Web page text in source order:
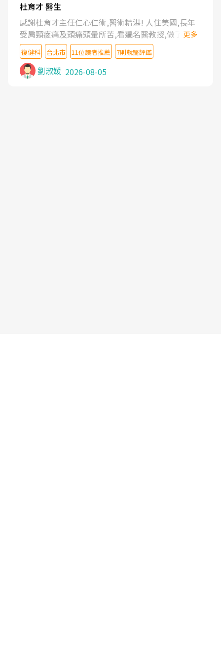
杜育才 醫生
感謝杜育才主任仁心仁術,醫術精湛! 人住美國,長年
受肩頸痠痛及頭痛頭暈所苦,看遍名醫教授,做了各種
檢查,也嘗試過西醫打針,中醫針灸及物理徒手治療都
沒有用,後來連吃到嗎啡類止痛藥都效果有限,只是壓
症狀,沒多久就痛起來,多年失眠嚴重影響生活品質.
台灣親友介紹忠孝醫院杜育才主任是頸頭症候群專
更多
復健科 台北市 11位讀者推薦 7則就醫評鑑
劉淑媛 2026-08-05